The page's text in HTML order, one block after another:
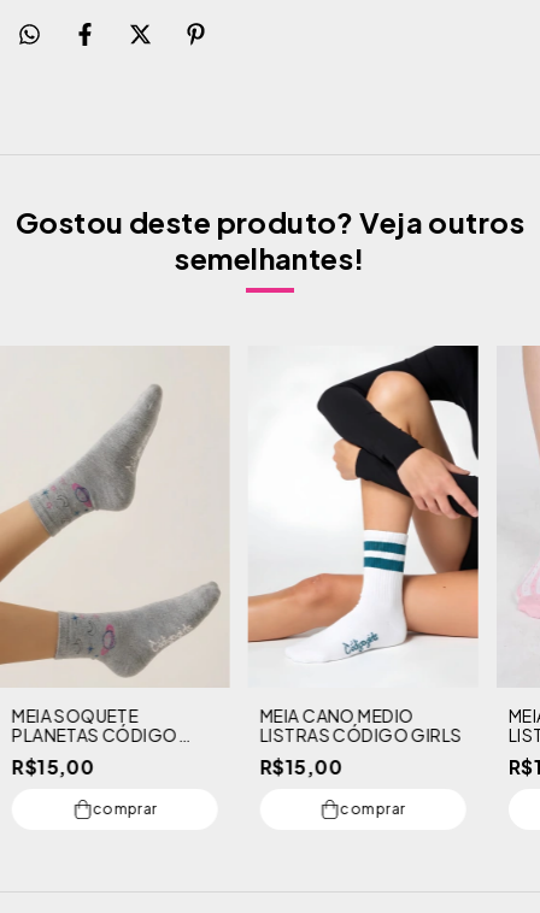
Gostou deste produto? Veja outros
semelhantes!
MEIA SOQUETE
PLANETAS CÓDIGO
GIRLS
R$15,00
comprar
MEIA CANO MEDIO
LISTRAS CÓDIGO GIRLS
R$15,00
comprar